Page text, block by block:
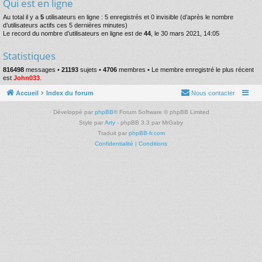
Qui est en ligne
Au total il y a 5 utilisateurs en ligne : 5 enregistrés et 0 invisible (d’après le nombre
d’utilisateurs actifs ces 5 dernières minutes)
Le record du nombre d’utilisateurs en ligne est de 44 , le 30 mars 2021, 14:05
Statistiques
816498 messages • 21193 sujets • 4706 membres • Le membre enregistré le plus récent
est John033
Accueil Index du forum Nous contacter
Développé par phpBB® Forum Software © phpBB Limited
Style par Arty - phpBB 3.3 par MrGaby
Traduit par phpBB-fr.com
Confidentialité | Conditions